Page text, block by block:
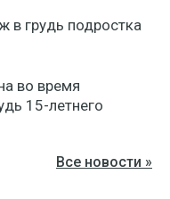
в грудь подростка
во время
15-летнего
Все новости »